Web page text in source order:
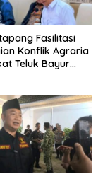
Fasilitasi
Konflik Agraria
Teluk Bayur